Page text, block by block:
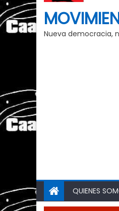
Nueva democracia,
QUIENES